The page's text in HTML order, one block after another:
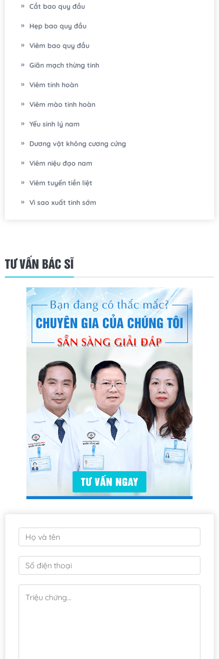
Cắt bao quy đầu
Hẹp bao quy đầu
Viêm bao quy đầu
Giãn mạch thừng tinh
Viêm tinh hoàn
Viêm mào tinh hoàn
Yếu sinh lý nam
Dương vật không cương cứng
Viêm niệu đạo nam
Viêm tuyến tiền liệt
Vì sao xuất tinh sớm
TƯ VẤN BÁC SĨ